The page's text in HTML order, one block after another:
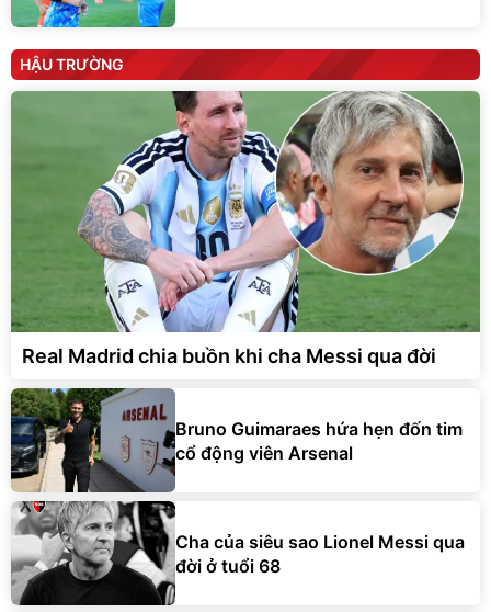
HẬU TRƯỜNG
Real Madrid chia buồn khi cha Messi qua đời
Bruno Guimaraes hứa hẹn đốn tim
cổ động viên Arsenal
Cha của siêu sao Lionel Messi qua
đời ở tuổi 68